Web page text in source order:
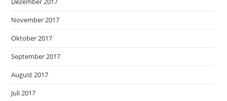
November 2017
Oktober 2017
September 2017
August 2017
Juli 2017